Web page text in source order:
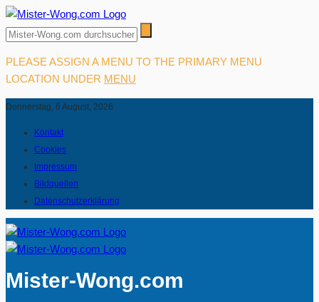
PLEASE ASSIGN A MENU TO THE PRIMARY MENU
LOCATION UNDER MENU
Donnerstag, 6 August, 2026
Kontakt
Cookies
Impressum
Bildquellen
Datenschutzerklärung
Mister-Wong.com